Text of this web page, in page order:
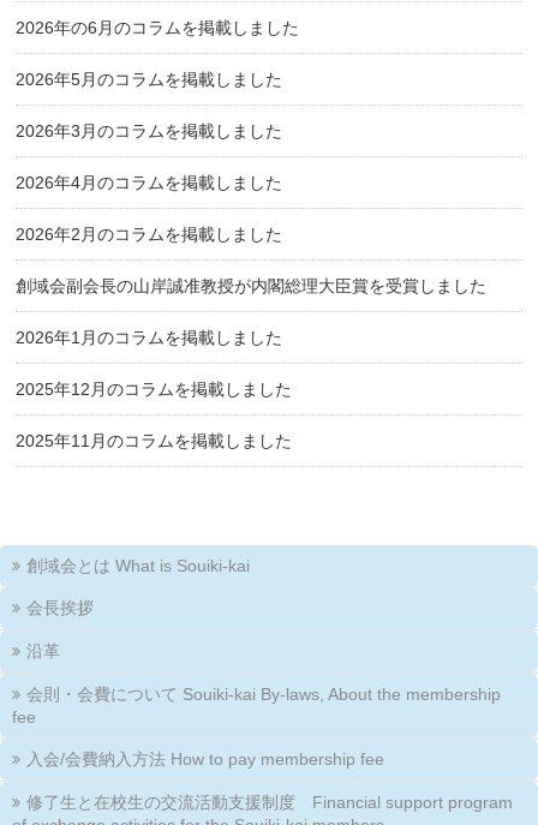
2026年の6月のコラムを掲載しました
2026年5月のコラムを掲載しました
2026年3月のコラムを掲載しました
2026年4月のコラムを掲載しました
2026年2月のコラムを掲載しました
創域会副会長の山岸誠准教授が内閣総理大臣賞を受賞しました
2026年1月のコラムを掲載しました
2025年12月のコラムを掲載しました
2025年11月のコラムを掲載しました
創域会とは What is Souiki-kai
会長挨拶
沿革
会則・会費について Souiki-kai By-laws, About the membership
fee
入会/会費納入方法 How to pay membership fee
修了生と在校生の交流活動支援制度 Financial support program